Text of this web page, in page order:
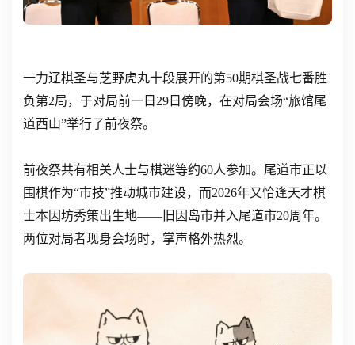
一力辽棋圣与芝野虎丸十段展开的第50期棋圣战七番胜
负第2局，于对局前一日29日傍晚，在对局会场“旅馆尾
道西山”举行了前夜祭。
前夜祭共有相关人士与棋迷等约60人参加。尾道市正以
围棋作为“市技”推动城市建设，而2026年又恰逢天才棋
士本因坊秀策出生地——旧因岛市并入尾道市20周年。
两位对局者现身会场时，掌声格外热烈。